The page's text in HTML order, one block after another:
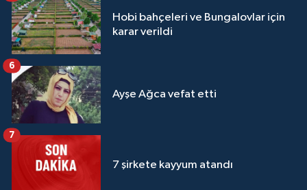
Hobi bahçeleri ve Bungalovlar için
karar verildi
Ayşe Ağca vefat etti
6
7 şirkete kayyum atandı
7